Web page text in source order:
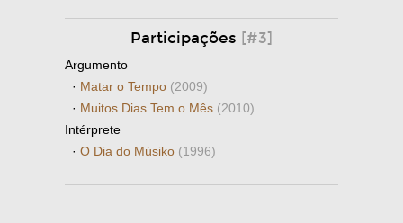
Participações [#3]
Argumento
· Matar o Tempo (2009)
· Muitos Dias Tem o Mês (2010)
Intérprete
· O Dia do Músiko (1996)